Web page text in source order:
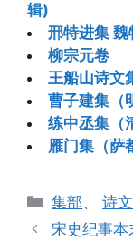
辑)
邢特进集 魏
柳宗元卷
王船山诗文
曹子建集（
练中丞集（
雁门集（萨
分
类
集部、诗
宋史纪事